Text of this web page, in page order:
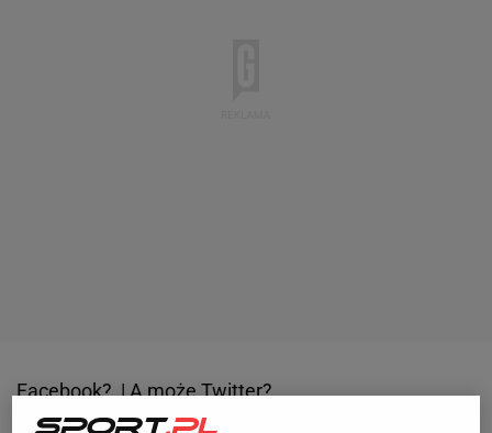
Facebook?|A może Twitter?